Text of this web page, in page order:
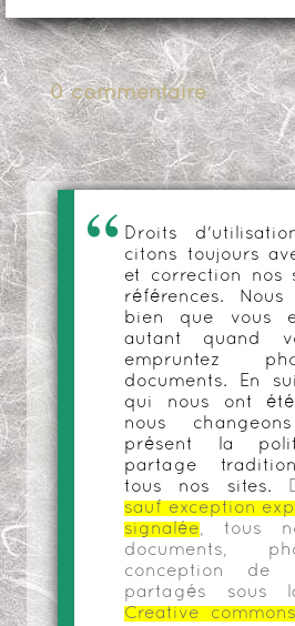
0 commentaire
Droits
citons toujours
et correction nos
références. Nous
bien que vous
autant quand
empruntez
documents. En
qui nous ont été
nous
présent la
partage
tous nos sites.
sauf exception
signalée , tous
documents,
conception de
partagés sous
Creative